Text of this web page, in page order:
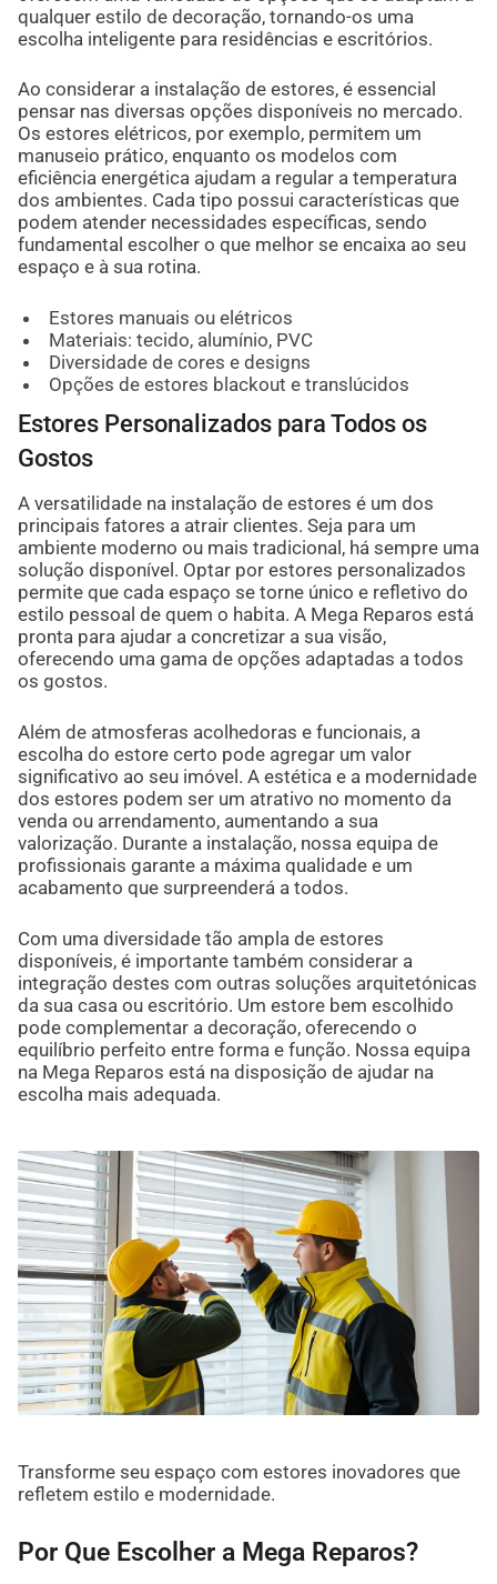
qualquer estilo de decoração, tornando-os uma
escolha inteligente para residências e escritórios.
Ao considerar a instalação de estores, é essencial
pensar nas diversas opções disponíveis no mercado.
Os estores elétricos, por exemplo, permitem um
manuseio prático, enquanto os modelos com
eficiência energética ajudam a regular a temperatura
dos ambientes. Cada tipo possui características que
podem atender necessidades específicas, sendo
fundamental escolher o que melhor se encaixa ao seu
espaço e à sua rotina.
Estores manuais ou elétricos
Materiais: tecido, alumínio, PVC
Diversidade de cores e designs
Opções de estores blackout e translúcidos
Estores Personalizados para Todos os
Gostos
A versatilidade na instalação de estores é um dos
principais fatores a atrair clientes. Seja para um
ambiente moderno ou mais tradicional, há sempre uma
solução disponível. Optar por estores personalizados
permite que cada espaço se torne único e refletivo do
estilo pessoal de quem o habita. A Mega Reparos está
pronta para ajudar a concretizar a sua visão,
oferecendo uma gama de opções adaptadas a todos
os gostos.
Além de atmosferas acolhedoras e funcionais, a
escolha do estore certo pode agregar um valor
significativo ao seu imóvel. A estética e a modernidade
dos estores podem ser um atrativo no momento da
venda ou arrendamento, aumentando a sua
valorização. Durante a instalação, nossa equipa de
profissionais garante a máxima qualidade e um
acabamento que surpreenderá a todos.
Com uma diversidade tão ampla de estores
disponíveis, é importante também considerar a
integração destes com outras soluções arquitetónicas
da sua casa ou escritório. Um estore bem escolhido
pode complementar a decoração, oferecendo o
equilíbrio perfeito entre forma e função. Nossa equipa
na Mega Reparos está na disposição de ajudar na
escolha mais adequada.
Transforme seu espaço com estores inovadores que
refletem estilo e modernidade.
Por Que Escolher a Mega Reparos?